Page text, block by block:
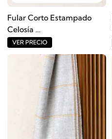
Fular Corto Estampado
Celosía
Ref: 16503FU
VER PRECIO